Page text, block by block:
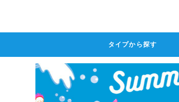
タイプから探す